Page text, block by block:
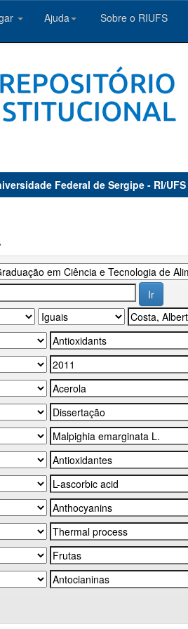
Ajuda Sobre o RIUFS
Federal de Sergipe - RI/UFS